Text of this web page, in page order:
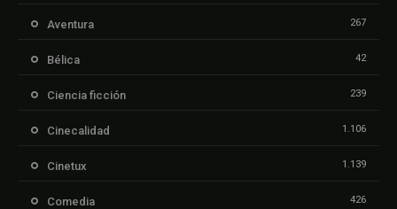
Aventura 267
Bélica 42
Ciencia ficción 239
Cinecalidad 1.106
Cinetux 1.139
Comedia 426